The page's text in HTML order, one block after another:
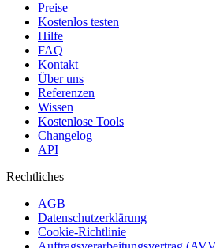
Preise
Kostenlos testen
Hilfe
FAQ
Kontakt
Über uns
Referenzen
Wissen
Kostenlose Tools
Changelog
API
Rechtliches
AGB
Datenschutzerklärung
Cookie-Richtlinie